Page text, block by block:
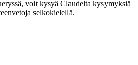
voit kysyä Claudelta kysymyksiä
selkokielellä.